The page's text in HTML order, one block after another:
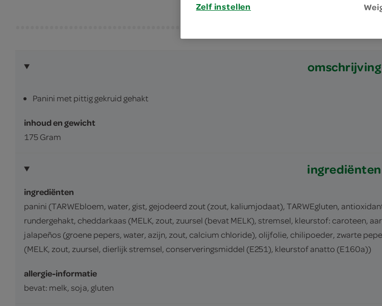
omschrijving
Panini met pittig gekruid gehakt
inhoud en gewicht
175 Gram
ingrediënten
ingrediënten
panini (TARWEbloem, water, gist, gejodeerd zout (zout, kaliumjodaat), TARWEgluten,
rundergehakt, cheddarkaas (MELK, zout, zuursel (bevat MELK), stremsel, kleurstof:
jalapeños (groene pepers, water, azijn, zout, calcium chloride), olijfolie, chilipoeder, zwarte
(MELK, zout, zuursel, dierlijk stremsel, conserveringsmiddel (E251), kleurstof anatto (E160a))
allergie-informatie
bevat: melk, soja, gluten
Zelf instellen